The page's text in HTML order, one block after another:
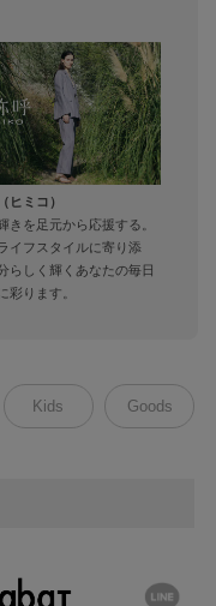
ヒミコ）
きを足元から応援する。
イフスタイルに寄り添
らしく輝くあなたの毎日
彩ります。
Kids Goods